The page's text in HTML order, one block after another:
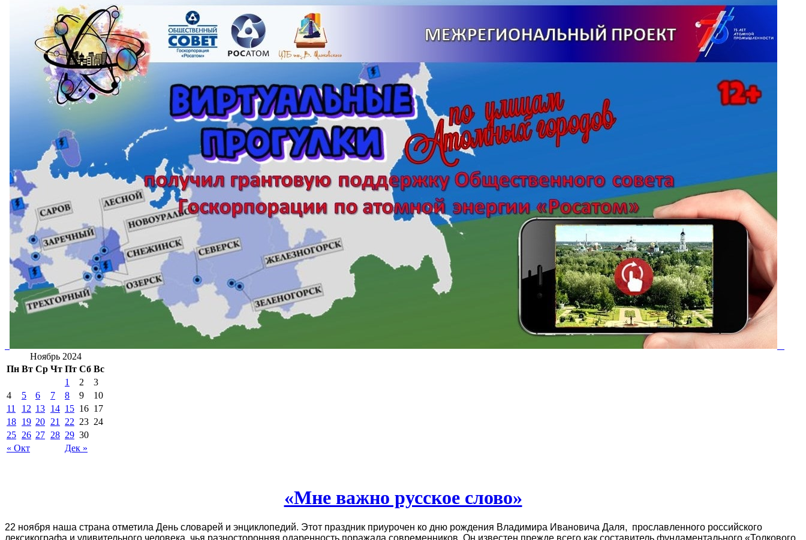
Ноябрь 2024
Пн Вт Ср Чт Пт Сб Вс
« Окт Дек »
1 2
3
4
5 6 7 8 9
10
11
12 13 14 15 16 17
18 19 20 21 22 23 24
25 26 27 28 29 30
«Мне важно русское слово»
22 ноября наша страна отметила День словарей и энциклопедий. Этот праздник приурочен ко дню рождения Владимира Ивановича Даля, прославленного российского
лексикографа и удивительного человека, чья разносторонняя одаренность поражала современников. Он известен прежде всего как составитель фундаментального «Толкового